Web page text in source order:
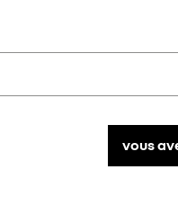
quis tellus eget
vous